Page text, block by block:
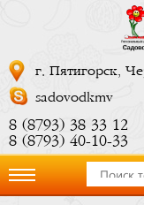
г. Пятигорск,
sadovodkmv
8 (8793) 38 33 12
8 (8793) 40-10-33